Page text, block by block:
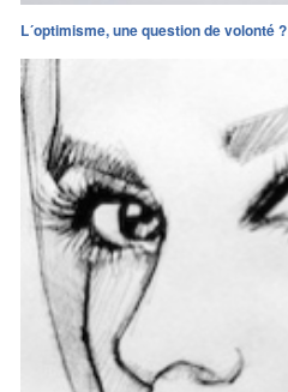
L´optimisme, une question de volonté ?